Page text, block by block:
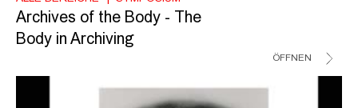
Archives of the Body - The
Body in Archiving
ÖFFNEN